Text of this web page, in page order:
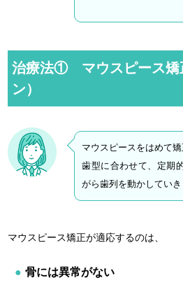
治療法① マウスピース矯
ン）
マウスピースをはめて矯
歯型に合わせて、定期
がら歯列を動かしていき
マウスピース矯正が適応するのは、
骨には異常がない